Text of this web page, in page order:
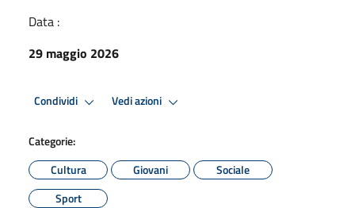
Data :
29 maggio 2026
Condividi Vedi azioni
Categorie:
Cultura
Giovani
Sociale
Sport